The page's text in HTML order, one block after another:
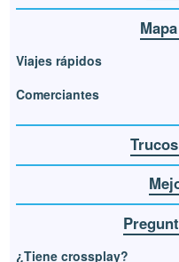
Viajes rápidos
Comerciantes
¿Tiene crossplay?